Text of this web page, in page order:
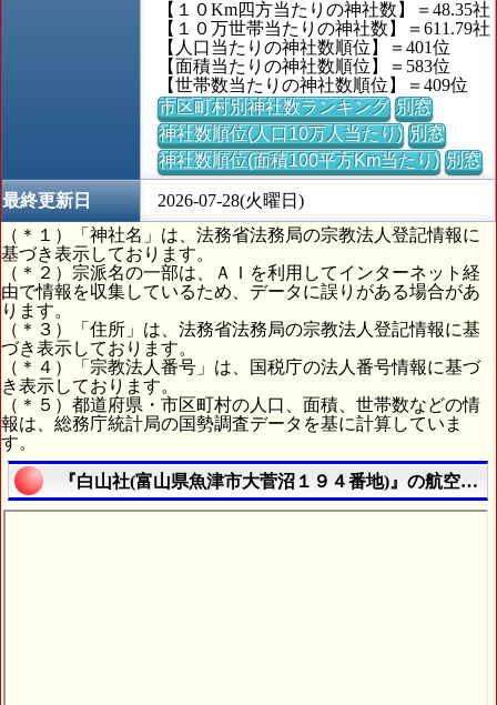
【１０Km四方当たりの神社数】＝48.35社
【１０万世帯当たりの神社数】＝611.79社
【人口当たりの神社数順位】＝401位
【面積当たりの神社数順位】＝583位
【世帯数当たりの神社数順位】＝409位
市区町村別神社数ランキング 別窓
神社数順位(人口10万人当たり) 別窓
神社数順位(面積100平方Km当たり) 別窓
最終更新日
2026-07-28(火曜日)
（＊１）「神社名」は、法務省法務局の宗教法人登記情報に
基づき表示しております。
（＊２）宗派名の一部は、ＡＩを利用してインターネット経
由で情報を収集しているため、データに誤りがある場合があ
ります。
（＊３）「住所」は、法務省法務局の宗教法人登記情報に基
づき表示しております。
（＊４）「宗教法人番号」は、国税庁の法人番号情報に基づ
き表示しております。
（＊５）都道府県・市区町村の人口、面積、世帯数などの情
報は、総務庁統計局の国勢調査データを基に計算していま
す。
『白山社(富山県魚津市大菅沼１９４番地)』の航空写真